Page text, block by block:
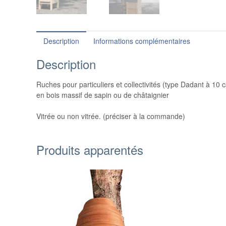
Description Informations complémentaires
Description
Ruches pour particuliers et collectivités (type Dadant à 10
en bois massif de sapin ou de châtaignier
Vitrée ou non vitrée. (préciser à la commande)
Produits apparentés